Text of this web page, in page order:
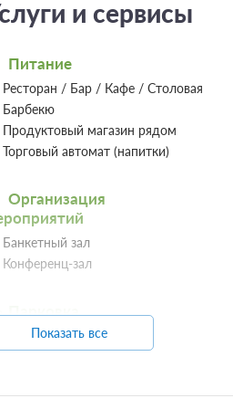
Сумма
5 фото
Основной,
При отмене
Основной,
и сервисы
Питание
Ресторан / Бар / Кафе / Столовая
Барбекю
Продуктовый магазин рядом
Торговый автомат (напитки)
Организация
Банкетный зал
Конференц-зал
Парковка
Автостоянка / Парковка
Показать все